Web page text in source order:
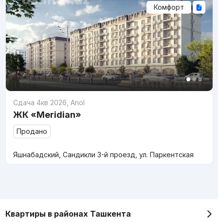
Комфорт
Сдача 4кв 2026 Anol
ЖК «Meridian»
Продано
Яшнабадский, Сандикли 3-й проезд, ул. Паркентская
Квартиры в районах Ташкента